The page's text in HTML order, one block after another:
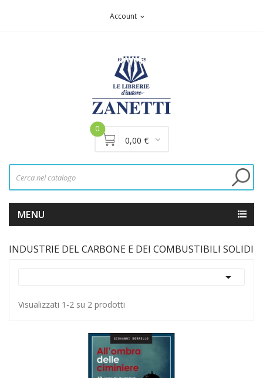
Account expand_more
0
0,00 €
MENU
INDUSTRIE DEL CARBONE E DEI COMBUSTIBILI SOLIDI

Visualizzati 1-2 su 2 prodotti